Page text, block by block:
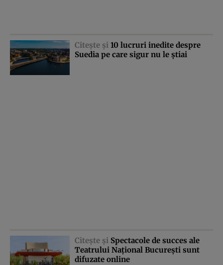
Citeşte şi 10 lucruri inedite despre
Suedia pe care sigur nu le ştiai
Citeşte şi Spectacole de succes ale
Teatrului Naţional Bucureşti sunt
difuzate online